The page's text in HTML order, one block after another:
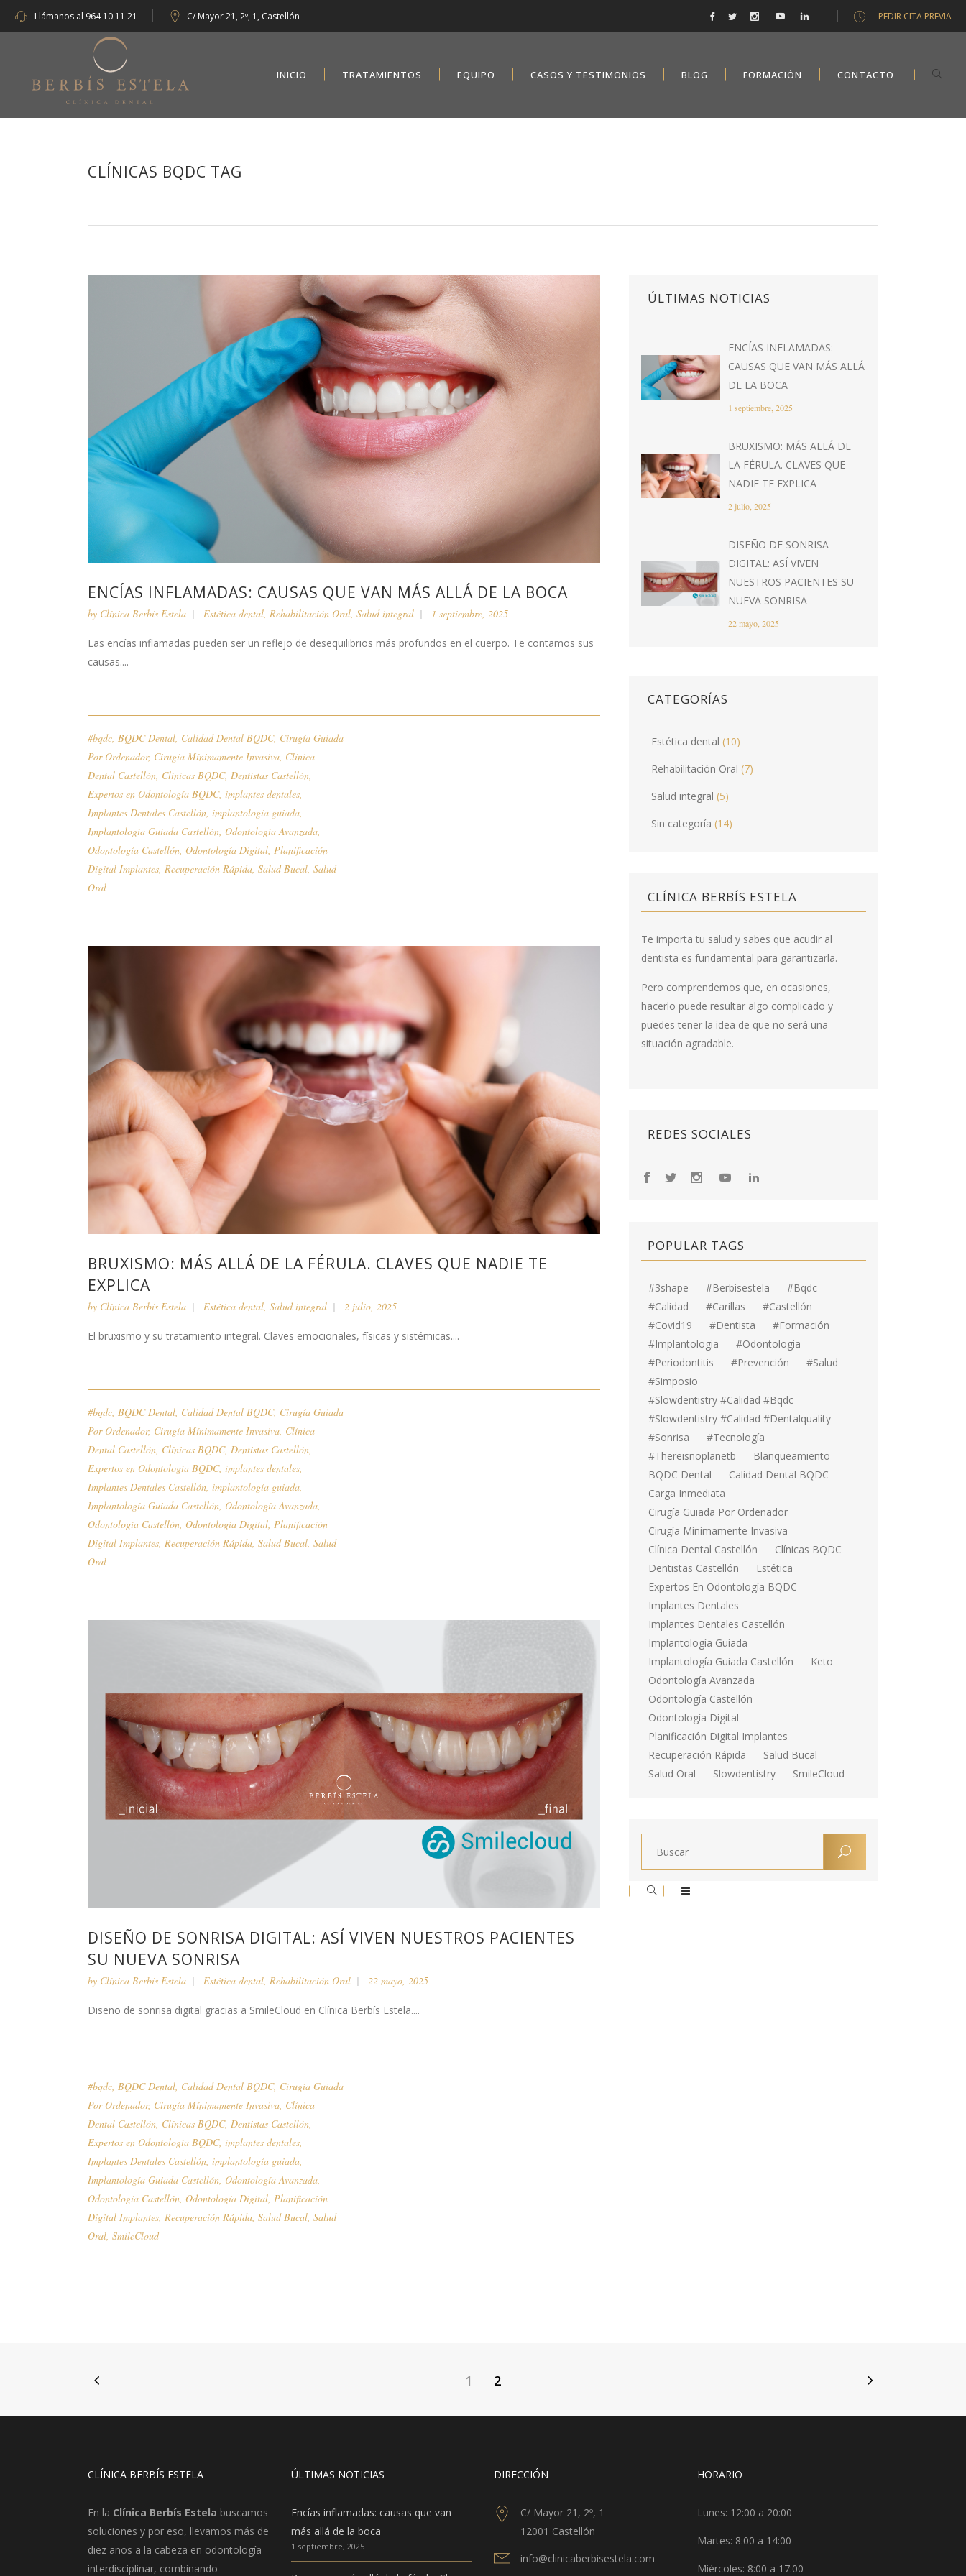
Llámanos al 964 10 11 21 C/ Mayor 21, 2º, 1, Castellón PEDIR CITA PREVIA
INICIO TRATAMIENTOS EQUIPO CASOS Y TESTIMONIOS BLOG FORMACIÓN CONTACTO
CLÍNICAS BQDC TAG
ENCÍAS INFLAMADAS: CAUSAS QUE VAN MÁS ALLÁ DE LA BOCA
by Clínica Berbís Estela Estética dental, Rehabilitación Oral, Salud integral 1 septiembre, 2025
Las encías inflamadas pueden ser un reflejo de desequilibrios más profundos en el cuerpo. Te contamos sus
causas....
#bqdc, BQDC Dental, Calidad Dental BQDC, Cirugía Guiada
Por Ordenador, Cirugía Mínimamente Invasiva, Clínica
Dental Castellón, Clínicas BQDC, Dentistas Castellón,
Expertos en Odontología BQDC, implantes dentales,
Implantes Dentales Castellón, implantología guiada,
Implantología Guiada Castellón, Odontología Avanzada,
Odontología Castellón, Odontología Digital, Planificación
Digital Implantes, Recuperación Rápida, Salud Bucal, Salud
Oral
BRUXISMO: MÁS ALLÁ DE LA FÉRULA. CLAVES QUE NADIE TE
EXPLICA
by Clínica Berbís Estela Estética dental Salud integral 2 julio, 2025
El bruxismo y su tratamiento integral. Claves emocionales, físicas y sistémicas....
#bqdc BQDC Dental Calidad Dental BQDC, Cirugía Guiada
Por Ordenador, Cirugía Mínimamente Invasiva Clínica
Dental Castellón Clínicas BQDC, Dentistas Castellón
Expertos en Odontología BQDC, implantes dentales
Implantes Dentales Castellón implantología guiada
Implantología Guiada Castellón Odontología Avanzada
Odontología Castellón Odontología Digital Planificación
Digital Implantes Recuperación Rápida Salud Bucal Salud
Oral
DISEÑO DE SONRISA DIGITAL: ASÍ VIVEN NUESTROS PACIENTES
SU NUEVA SONRISA
by Clínica Berbís Estela Estética dental Rehabilitación Oral 22 mayo, 2025
Diseño de sonrisa digital gracias a SmileCloud en Clínica Berbís Estela....
#bqdc BQDC Dental Calidad Dental BQDC, Cirugía Guiada
Por Ordenador, Cirugía Mínimamente Invasiva Clínica
Dental Castellón Clínicas BQDC, Dentistas Castellón
Expertos en Odontología BQDC, implantes dentales
Implantes Dentales Castellón implantología guiada
Implantología Guiada Castellón Odontología Avanzada
Odontología Castellón Odontología Digital Planificación
Digital Implantes Recuperación Rápida Salud Bucal Salud
Oral SmileCloud
ÚLTIMAS NOTICIAS
ENCÍAS INFLAMADAS:
CAUSAS QUE VAN MÁS ALLÁ
DE LA BOCA
1 septiembre, 2025
BRUXISMO: MÁS ALLÁ DE
LA FÉRULA. CLAVES QUE
NADIE TE EXPLICA
2 julio, 2025
DISEÑO DE SONRISA
DIGITAL: ASÍ VIVEN
NUESTROS PACIENTES SU
NUEVA SONRISA
22 mayo, 2025
CATEGORÍAS
Estética dental (10)
Rehabilitación Oral (7)
Salud integral (5)
Sin categoría (14)
CLÍNICA BERBÍS ESTELA
Te importa tu salud y sabes que acudir al
dentista es fundamental para garantizarla.
Pero comprendemos que, en ocasiones,
hacerlo puede resultar algo complicado y
puedes tener la idea de que no será una
situación agradable.
REDES SOCIALES
POPULAR TAGS
#3shape #berbisestela
#bqdc
#calidad
#carillas
#Castellón
#covid19
#dentista
#formación
#implantologia
#odontologia
#periodontitis
#prevención
#salud
#simposio
#Slowdentistry #calidad #bqdc
#Slowdentistry #calidad #dentalquality
#sonrisa
#tecnología
#thereisnoplanetb
Blanqueamiento
BQDC Dental
Calidad Dental BQDC
Carga Inmediata
Cirugía Guiada Por Ordenador
Cirugía Mínimamente Invasiva
Clínica Dental Castellón
Clínicas BQDC
Dentistas Castellón
Estética
Expertos En Odontología BQDC
Implantes Dentales
Implantes Dentales Castellón
Implantología Guiada
Implantología Guiada Castellón
Keto
Odontología Avanzada
Odontología Castellón
Odontología Digital
Planificación Digital Implantes
Recuperación Rápida
Salud Bucal
Salud Oral
Slowdentistry SmileCloud
1 2
CLÍNICA BERBÍS ESTELA
En la Clínica Berbís Estela buscamos
soluciones y por eso, llevamos más de
diez años a la cabeza en odontología
interdisciplinar, combinando
ÚLTIMAS NOTICIAS
Encías inflamadas: causas que van
más allá de la boca
1 septiembre, 2025
DIRECCIÓN
C/ Mayor 21, 2º, 1
12001 Castellón
info@clinicaberbisestela.com
HORARIO
Lunes: 12:00 a 20:00
Martes: 8:00 a 14:00
Miércoles: 8:00 a 17:00